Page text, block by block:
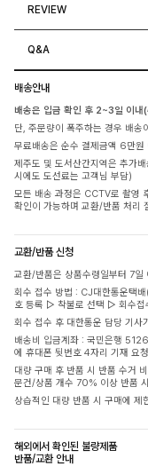
REVIEW
Q&A
배송안내
배송은 입금 확인 후 2~3일 이내
단, 주문량이 폭주하는 경우 배송
무료배송은 순수 결제금액 6만원
제주도 및 도서산간지역은 추가
시에도 도선료는 고객님 부담)
모든 배송 과정은 CCTV로 촬영
확인이 가능하며 교환/반품 처리
교환/반품 신청
교환/반품은 상품수령일부터 7일
회수 접수 방법 : CJ대한통운택
호 등록 ▷ 착불로 선택 ▷ 회수접
회수 접수 후 대한통운 담당 기사
배송비 입금계좌 : 국민은행
에 휴대폰 뒷번호 4자리 기재 요
대량 구매 후 반품 시 반품 수거
문건/상품 개수 70% 이상 반품
상습적인 대량 반품 시 구매에 제
해외에서 확인된 불량제품
반품/교환 안내